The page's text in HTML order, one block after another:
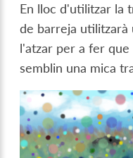
En lloc d'utilitzar la
de barreja utilitzarà
l'atzar per a fer
semblin una mica